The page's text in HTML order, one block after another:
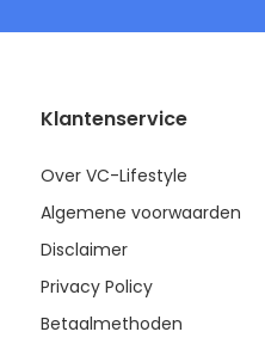
Klantenservice
Over VC-Lifestyle
Algemene voorwaarden
Disclaimer
Privacy Policy
Betaalmethoden